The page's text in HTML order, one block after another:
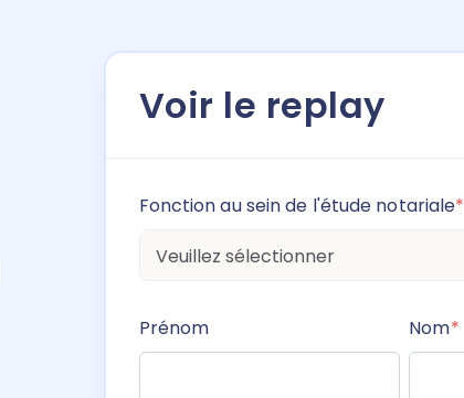
Voir le replay
Fonction au sein de l'étude notariale*
Prénom Nom*